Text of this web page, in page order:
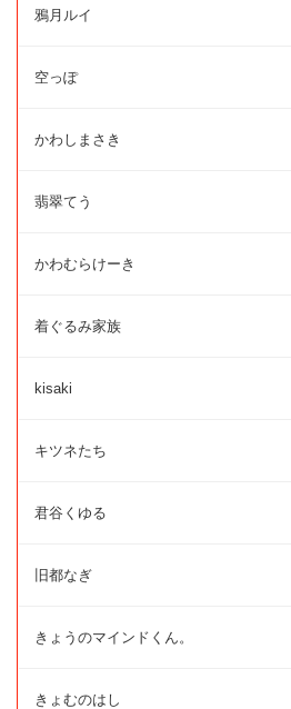
鴉月ルイ
空っぽ
かわしまさき
翡翠てう
かわむらけーき
着ぐるみ家族
kisaki
キツネたち
君谷くゆる
旧都なぎ
きょうのマインドくん。
きょむのはし